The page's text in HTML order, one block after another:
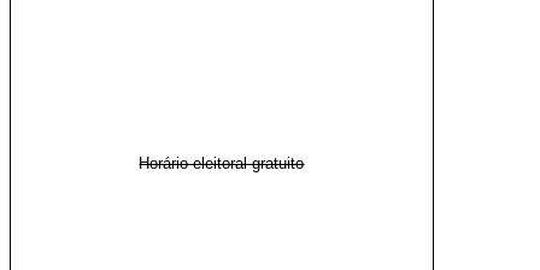
Horário eleitoral gratuito